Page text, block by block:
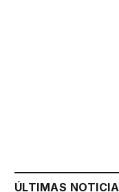
ÚLTIMAS